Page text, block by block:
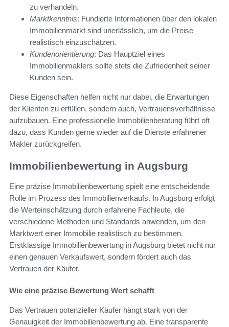
zu verhandeln.
Marktkenntnis: Fundierte Informationen über den lokalen
Immobilienmarkt sind unerlässlich, um die Preise
realistisch einzuschätzen.
Kundenorientierung: Das Hauptziel eines
Immobilienmaklers sollte stets die Zufriedenheit seiner
Kunden sein.
Diese Eigenschaften helfen nicht nur dabei, die Erwartungen
der Klienten zu erfüllen, sondern auch, Vertrauensverhältnisse
aufzubauen. Eine professionelle Immobilienberatung führt oft
dazu, dass Kunden gerne wieder auf die Dienste erfahrener
Makler zurückgreifen.
Immobilienbewertung in Augsburg
Eine präzise Immobilienbewertung spielt eine entscheidende
Rolle im Prozess des Immobilienverkaufs. In Augsburg erfolgt
die Werteinschätzung durch erfahrene Fachleute, die
verschiedene Methoden und Standards anwenden, um den
Marktwert einer Immobilie realistisch zu bestimmen.
Erstklassige Immobilienbewertung in Augsburg bietet nicht nur
einen genauen Verkaufswert, sondern fördert auch das
Vertrauen der Käufer.
Wie eine präzise Bewertung Wert schafft
Das Vertrauen potenzieller Käufer hängt stark von der
Genauigkeit der Immobilienbewertung ab. Eine transparente